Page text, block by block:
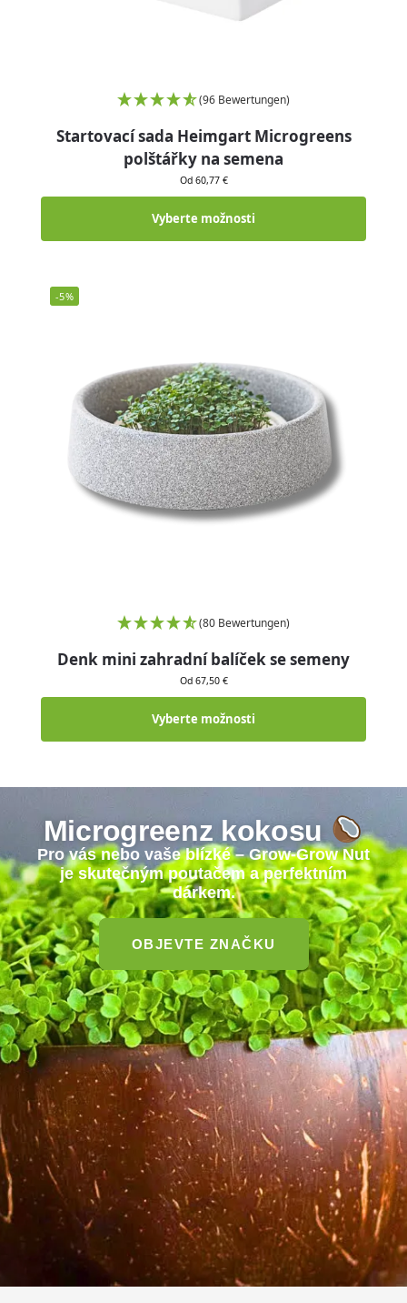
(96 Bewertungen)
Startovací sada Heimgart Microgreens
polštářky na semena
Od 60,77 €
Vyberte možnosti
-5%
(80 Bewertungen)
Denk mini zahradní balíček se semeny
Od 67,50 €
Vyberte možnosti
Microgreenz kokosu
Pro vás nebo vaše blízké – Grow-Grow Nut
je skutečným poutačem a perfektním
dárkem.
OBJEVTE ZNAČKU